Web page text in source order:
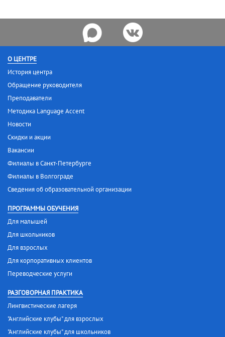
О ЦЕНТРЕ
История центра
Обращение руководителя
Преподаватели
Методика Language Accent
Новости
Скидки и акции
Вакансии
Филиалы в Санкт-Петербурге
Филиалы в Волгограде
Сведения об образовательной организации
ПРОГРАММЫ ОБУЧЕНИЯ
Для малышей
Для школьников
Для взрослых
Для корпоративных клиентов
Переводческие услуги
РАЗГОВОРНАЯ ПРАКТИКА
Лингвистические лагеря
"Английские клубы" для взрослых
"Английские клубы" для школьников